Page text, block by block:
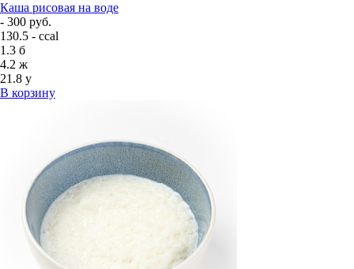
Каша рисовая на воде
- 300 руб.
130.5 - ccal
1.3 б
4.2 ж
21.8 у
В корзину